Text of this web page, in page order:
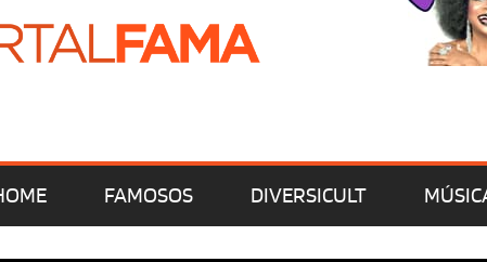
FAMOSOS DIVERSICULT